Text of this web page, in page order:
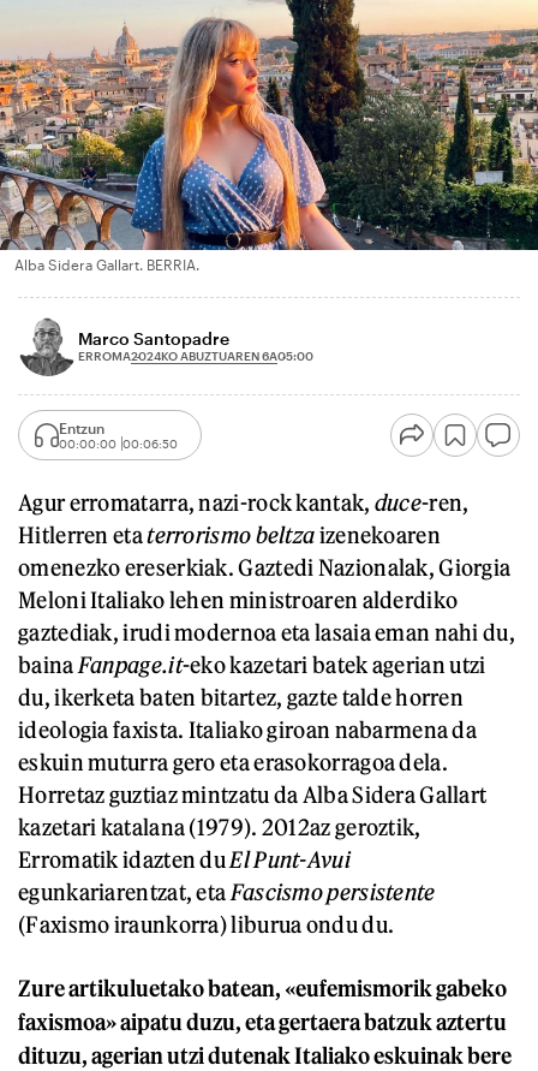
Alba Sidera Gallart. BERRIA.
Marco Santopadre
ERROMA2024KO ABUZTUAREN 6A05:00
Entzun
00:00:00 00:06:50
Agur erromatarra, nazi-rock kantak, duce-ren,
Hitlerren etaterrorismobeltzaizenekoaren
omenezko ereserkiak. Gaztedi Nazionalak, Giorgia
Meloni Italiako lehen ministroaren alderdiko
gaztediak, irudi modernoa eta lasaia eman nahi du,
baina Fanpage.it-eko kazetari batek agerian utzi
du, ikerketa baten bitartez, gazte talde horren
ideologia faxista. Italiako giroan nabarmena da
eskuin muturra gero eta erasokorragoa dela.
Horretaz guztiaz mintzatu da Alba Sidera Gallart
kazetari katalana (1979). 2012az geroztik,
Erromatik idazten du El Punt-Avui
egunkariarentzat, eta Fascismo persistente
(Faxismo iraunkorra) liburua ondu du.
Zure artikuluetako batean, «eufemismorik gabeko
faxismoa» aipatu duzu, eta gertaera batzuk aztertu
dituzu, agerian utzi dutenak Italiako eskuinak bere